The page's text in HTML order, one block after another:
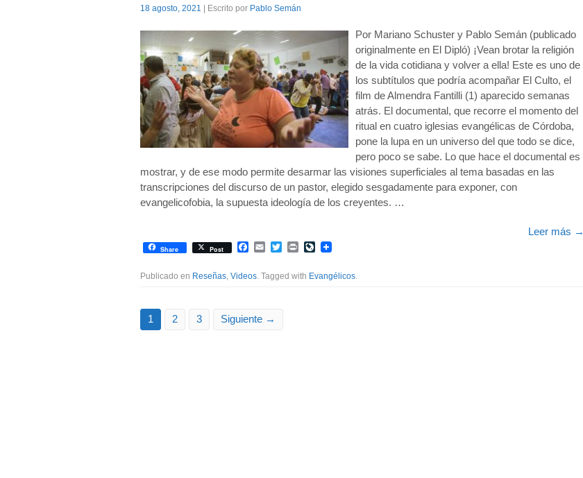
18 agosto, 2021 | Escrito por Pablo Semán
Por Mariano Schuster y Pablo Semán (publicado
originalmente en El Dipló) ¡Vean brotar la religión
de la vida cotidiana y volver a ella! Este es uno de
los subtítulos que podría acompañar El Culto, el
film de Almendra Fantilli (1) aparecido semanas
atrás. El documental, que recorre el momento del
ritual en cuatro iglesias evangélicas de Córdoba,
pone la lupa en un universo del que todo se dice,
pero poco se sabe. Lo que hace el documental es
mostrar, y de ese modo permite desarmar las visiones superficiales al tema basadas en las
transcripciones del discurso de un pastor, elegido sesgadamente para exponer, con
evangelicofobia, la supuesta ideología de los creyentes. …
Leer más →
Share Post Facebook
EmailTwitterPrintLiveJournal
Publicado en Reseñas, Videos. Tagged with Evangélicos.
1 2 3 Siguiente →